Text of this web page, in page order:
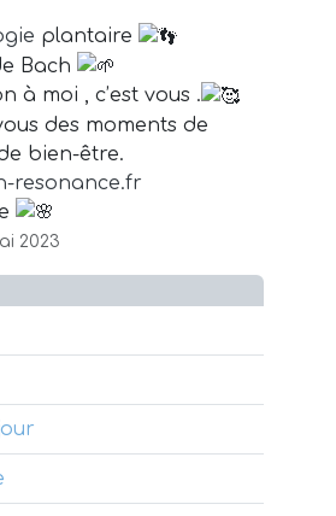
plantaire
Bach
à moi , c’est vous .
des moments de
bien-être.
resonance.fr
2023